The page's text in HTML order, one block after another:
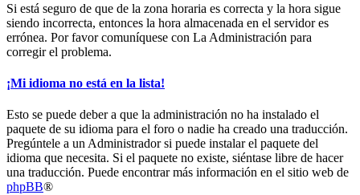
Si está seguro de que de la zona horaria es correcta y la hora sigue
siendo incorrecta, entonces la hora almacenada en el servidor es
errónea. Por favor comuníquese con La Administración para
corregir el problema.
¡Mi idioma no está en la lista!
Esto se puede deber a que la administración no ha instalado el
paquete de su idioma para el foro o nadie ha creado una traducción.
Pregúntele a un Administrador si puede instalar el paquete del
idioma que necesita. Si el paquete no existe, siéntase libre de hacer
una traducción. Puede encontrar más información en el sitio web de
phpBB®